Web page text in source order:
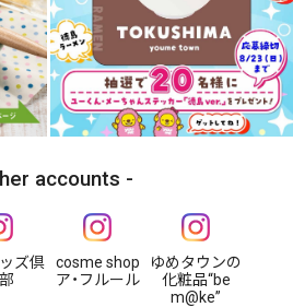
accounts
ズ倶
cosme shop
ア・フルール
ゆめタウンの
化粧品“be
m@ke”